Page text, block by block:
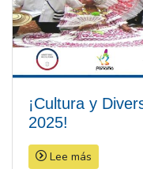
¡Cultura y
2025!
Lee más